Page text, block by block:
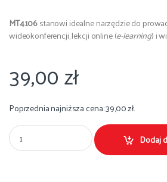
MT4106stanowi idealne narzędzie do
wideokonferencji, lekcji online (e-learning) i
39,00zł
Poprzednia najniższa cena:39,00zł.
Kamera internetowa LOOK IV MT4106 Ilość
Dodaj